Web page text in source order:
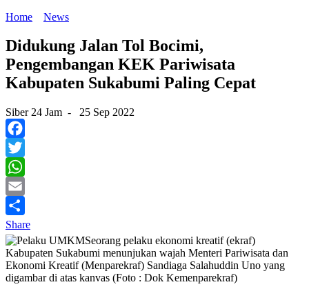
Home
News
Didukung Jalan Tol Bocimi,
Pengembangan KEK Pariwisata
Kabupaten Sukabumi Paling Cepat
Siber 24 Jam - 25 Sep 2022
Facebook
Twitter
WhatsApp
Email
Share
Seorang pelaku ekonomi kreatif (ekraf)
Kabupaten Sukabumi menunjukan wajah Menteri Pariwisata dan
Ekonomi Kreatif (Menparekraf) Sandiaga Salahuddin Uno yang
digambar di atas kanvas (Foto : Dok Kemenparekraf)